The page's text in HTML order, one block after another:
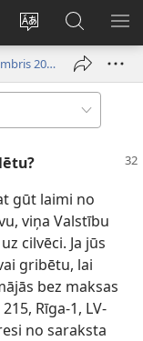
Mainīt
vietnes
valodu
Pieteikties
(opens
new
Meklēt
vietnē
JW.ORG
Sargtornis (izdevums studēšanai) | 15. decembris 2000
gūt laimi no
viņa Valstību
cilvēci. Ja jūs
gribētu, lai
bez maksas
Rīga-1, LV-
no saraksta